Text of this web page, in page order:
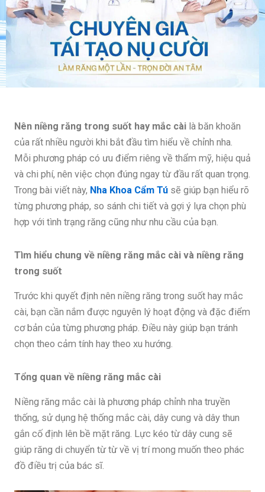
Nên niềng răng trong suốt hay mắc cài là băn khoăn
của rất nhiều người khi bắt đầu tìm hiểu về chỉnh nha.
Mỗi phương pháp có ưu điểm riêng về thẩm mỹ, hiệu quả
và chi phí, nên việc chọn đúng ngay từ đầu rất quan trọng.
Trong bài viết này, Nha Khoa Cẩm Tú sẽ giúp bạn hiểu rõ
từng phương pháp, so sánh chi tiết và gợi ý lựa chọn phù
hợp với tình trạng răng cũng như nhu cầu của bạn.
Tìm hiểu chung về niềng răng mắc cài và niềng răng
trong suốt
Trước khi quyết định nên niềng răng trong suốt hay mắc
cài, bạn cần nắm được nguyên lý hoạt động và đặc điểm
cơ bản của từng phương pháp. Điều này giúp bạn tránh
chọn theo cảm tính hay theo xu hướng.
Tổng quan về niềng răng mắc cài
Niềng răng mắc cài là phương pháp chỉnh nha truyền
thống, sử dụng hệ thống mắc cài, dây cung và dây thun
gắn cố định lên bề mặt răng. Lực kéo từ dây cung sẽ
giúp răng di chuyển từ từ về vị trí mong muốn theo phác
đồ điều trị của bác sĩ.